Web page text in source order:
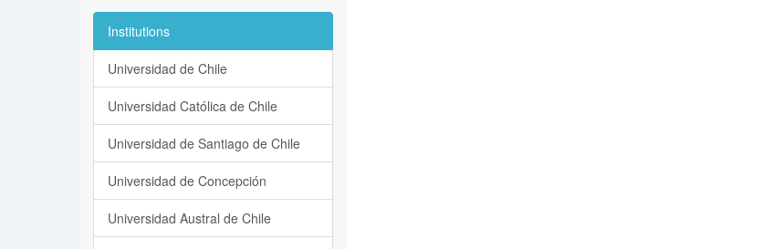
Institutions
Universidad de Chile
Universidad Católica de Chile
Universidad de Santiago de Chile
Universidad de Concepción
Universidad Austral de Chile